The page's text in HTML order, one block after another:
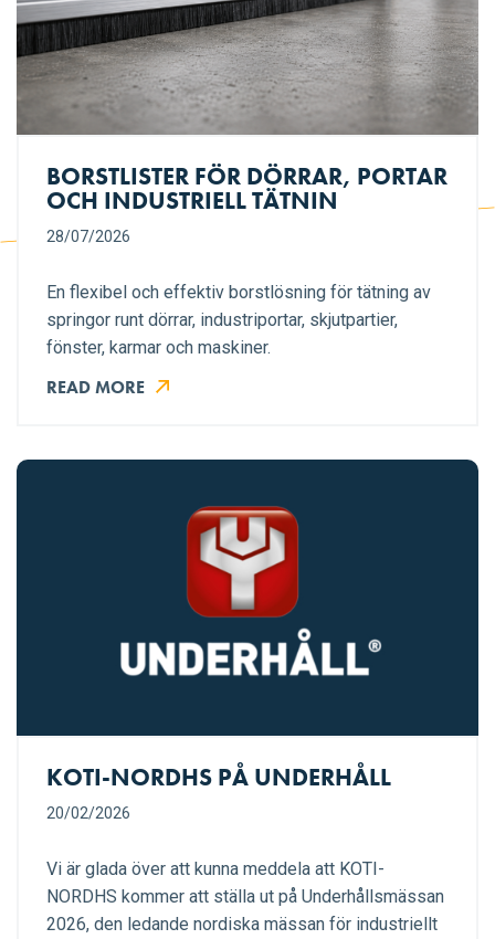
BORSTLISTER FÖR DÖRRAR, PORTAR
OCH INDUSTRIELL TÄTNIN
28/07/2026
En flexibel och effektiv borstlösning för tätning av
springor runt dörrar, industriportar, skjutpartier,
fönster, karmar och maskiner.
READ MORE
KOTI-NORDHS PÅ UNDERHÅLL
20/02/2026
Vi är glada över att kunna meddela att KOTI-
NORDHS kommer att ställa ut på Underhållsmässan
2026, den ledande nordiska mässan för industriellt